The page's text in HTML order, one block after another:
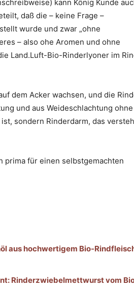
kann König Kunde
daß die – keine Frage –
wurde und zwar „ohne
– also ohe Aromen und ohne
Land.Luft-Bio-Rinderlyoner im
dem Acker wachsen, und die
und aus Weideschlachtung ohne
sondern Rinderdarm, das
prima für einen selbstgemachten
aus hochwertigem Bio-
Rinderzwiebelmettwurst vom